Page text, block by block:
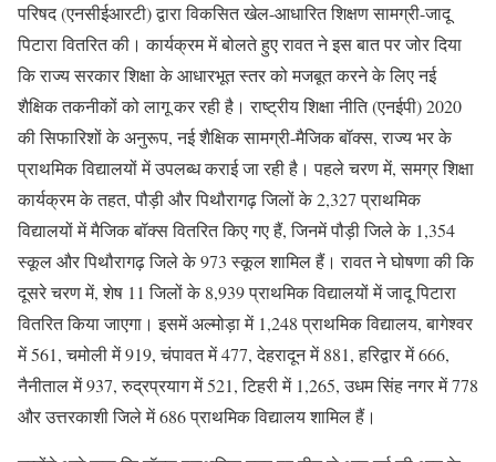
परिषद (एनसीईआरटी) द्वारा विकसित खेल-आधारित शिक्षण सामग्री-जादू
पिटारा वितरित की। कार्यक्रम में बोलते हुए रावत ने इस बात पर जोर दिया
कि राज्य सरकार शिक्षा के आधारभूत स्तर को मजबूत करने के लिए नई
शैक्षिक तकनीकों को लागू कर रही है। राष्ट्रीय शिक्षा नीति (एनईपी) 2020
की सिफारिशों के अनुरूप, नई शैक्षिक सामग्री-मैजिक बॉक्स, राज्य भर के
प्राथमिक विद्यालयों में उपलब्ध कराई जा रही है। पहले चरण में, समग्र शिक्षा
कार्यक्रम के तहत, पौड़ी और पिथौरागढ़ जिलों के 2,327 प्राथमिक
विद्यालयों में मैजिक बॉक्स वितरित किए गए हैं, जिनमें पौड़ी जिले के 1,354
स्कूल और पिथौरागढ़ जिले के 973 स्कूल शामिल हैं। रावत ने घोषणा की कि
दूसरे चरण में, शेष 11 जिलों के 8,939 प्राथमिक विद्यालयों में जादू पिटारा
वितरित किया जाएगा। इसमें अल्मोड़ा में 1,248 प्राथमिक विद्यालय, बागेश्वर
में 561, चमोली में 919, चंपावत में 477, देहरादून में 881, हरिद्वार में 666,
नैनीताल में 937, रुद्रप्रयाग में 521, टिहरी में 1,265, उधम सिंह नगर में 778
और उत्तरकाशी जिले में 686 प्राथमिक विद्यालय शामिल हैं।